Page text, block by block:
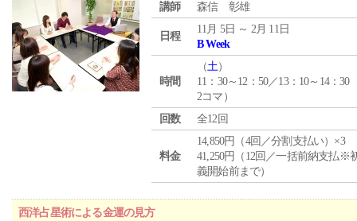
講師 森信 彰雄
日程
11月 5日 ～ 2月 11日
B Week
時間
（土）
11：30～12：50／13：10～14：30
2コマ）
回数
全12回
料金
14,850円（4回／分割支払い）×3
41,250円（12回／一括前納支払※
義開始前まで）
西洋占星術による金運の見方